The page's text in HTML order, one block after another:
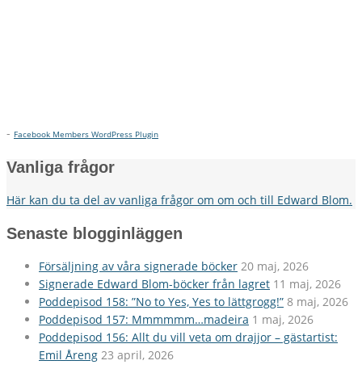
- Facebook Members WordPress Plugin
Vanliga frågor
Här kan du ta del av vanliga frågor om om och till Edward Blom.
Senaste blogginläggen
Försäljning av våra signerade böcker 20 maj, 2026
Signerade Edward Blom-böcker från lagret 11 maj, 2026
Poddepisod 158: ”No to Yes, Yes to lättgrogg!” 8 maj, 2026
Poddepisod 157: Mmmmmm…madeira 1 maj, 2026
Poddepisod 156: Allt du vill veta om drajjor – gästartist:
Emil Åreng 23 april, 2026